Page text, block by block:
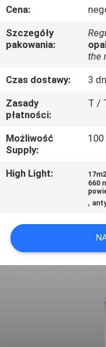
SKONTAKTUJ
SIĘ
Z
NAMI
POPROSIĆ
O
WYCENĘ
PRIVACY
POLICY
Cena:
Szczegóły
pakowania:
the
Czas dostawy:
3
Zasady
płatności:
T /
Możliwość
Supply:
High Light:
660
,